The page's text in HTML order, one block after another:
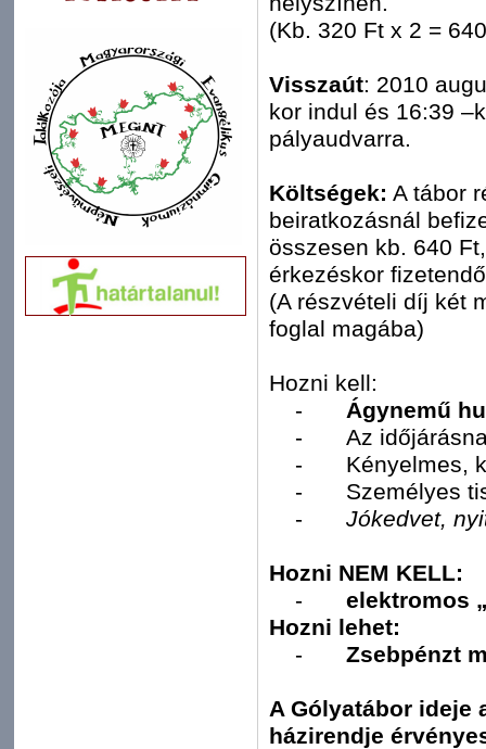
(Kb. 320 Ft x 2 =
Visszaút: 2010
kor indul és 16:39
pályaudvarra.
Költségek: A tábor
beiratkozásnál
összesen kb. 640
érkezéskor
(A részvételi díj két
foglal magába)
Hozni kell:
-
Ágynemű
-
Az
-
Kényelmes,
-
Személyes
-
Jókedvet,
Hozni NEM KELL:
-
elektromos
Hozni lehet:
-
Zsebpénzt
A Gólyatábor ideje
házirendje